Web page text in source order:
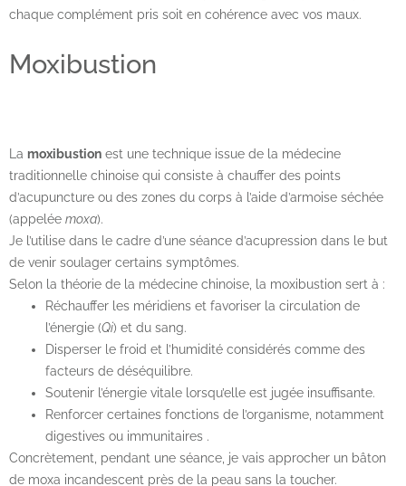
chaque complément pris soit en cohérence avec vos maux.
Moxibustion
La moxibustion est une technique issue de la médecine
traditionnelle chinoise qui consiste à chauffer des points
d’acupuncture ou des zones du corps à l’aide d’armoise séchée
(appelée moxa).
Je l’utilise dans le cadre d’une séance d’acupression dans le but
de venir soulager certains symptômes.
Selon la théorie de la médecine chinoise, la moxibustion sert à :
Réchauffer les méridiens et favoriser la circulation de
l’énergie (Qi) et du sang.
Disperser le froid et l’humidité considérés comme des
facteurs de déséquilibre.
Soutenir l’énergie vitale lorsqu’elle est jugée insuffisante.
Renforcer certaines fonctions de l’organisme, notamment
digestives ou immunitaires .
Concrètement, pendant une séance, je vais approcher un bâton
de moxa incandescent près de la peau sans la toucher.